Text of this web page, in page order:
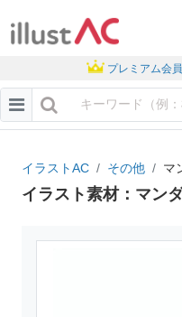
プレミアム会
イラストAC その他 マ
イラスト素材：マン